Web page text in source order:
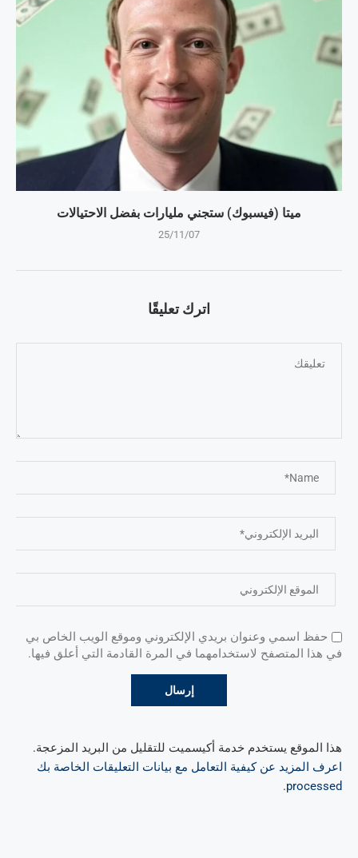
ميتا (فيسبوك) ستجني مليارات بفضل الاحتيالات
25/11/07
اترك تعليقًا
حفظ اسمي وعنوان بريدي الإلكتروني وموقع الويب الخاص بي
في هذا المتصفح لاستخدامهما في المرة القادمة التي أعلق فيها.
هذا الموقع يستخدم خدمة أكيسميت للتقليل من البريد المزعجة.
اعرف المزيد عن كيفية التعامل مع بيانات التعليقات الخاصة بك
processed
.